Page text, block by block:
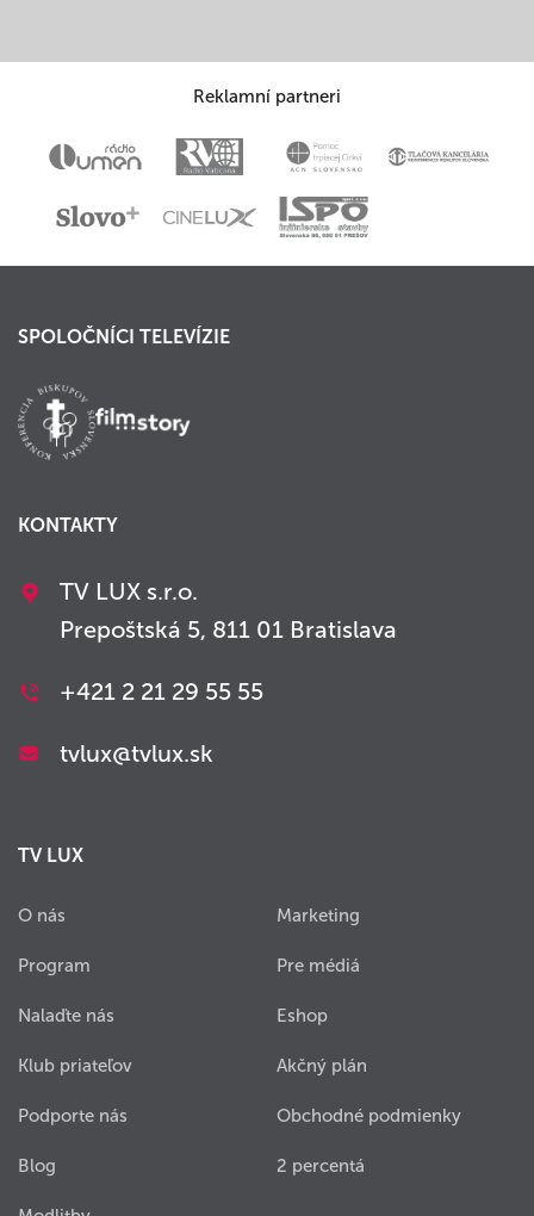
Reklamní partneri
SPOLOČNÍCI TELEVÍZIE
KONTAKTY
TV LUX s.r.o.
Prepoštská 5, 811 01 Bratislava
+421 2 21 29 55 55
tvlux@tvlux.sk
TV LUX
O nás
Program
Nalaďte nás
Klub priateľov
Podporte nás
Blog
Marketing
Pre médiá
Eshop
Akčný plán
Obchodné podmienky
2 percentá